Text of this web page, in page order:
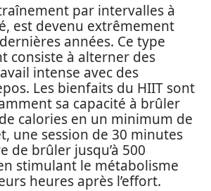
par intervalles à
est devenu extrêmement
années. Ce type
consiste à alterner des
intense avec des
Les bienfaits du HIIT sont
sa capacité à brûler
calories en un minimum de
une session de 30 minutes
de brûler jusqu’à 500
stimulant le métabolisme
heures après l’effort.